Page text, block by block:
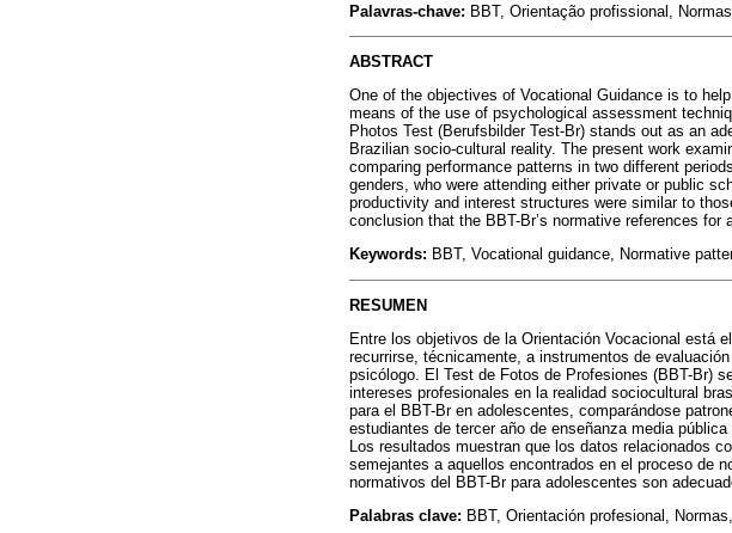
Palavras-chave: BBT, Orientação profissional,
ABSTRACT
One of the objectives of Vocational Guidance is to
means of the use of psychological assessment
Photos Test (Berufsbilder Test-Br) stands out as an
Brazilian socio-cultural reality. The present work
comparing performance patterns in two different
genders, who were attending either private or public
productivity and interest structures were similar to
conclusion that the BBT-Br’s normative references for
Keywords: BBT, Vocational guidance, Normative
RESUMEN
Entre los objetivos de la Orientación Vocacional está
recurrirse, técnicamente, a instrumentos de
psicólogo. El Test de Fotos de Profesiones (BBT-Br)
intereses profesionales en la realidad sociocultural
para el BBT-Br en adolescentes, comparándose
estudiantes de tercer año de enseñanza media
Los resultados muestran que los datos relacionados
semejantes a aquellos encontrados en el proceso de
normativos del BBT-Br para adolescentes son
Palabras clave: BBT, Orientación profesional,